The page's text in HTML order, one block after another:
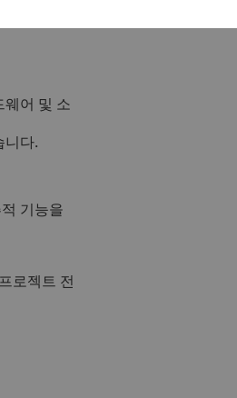
웨어 및 소
니다.
기능을
로젝트 전